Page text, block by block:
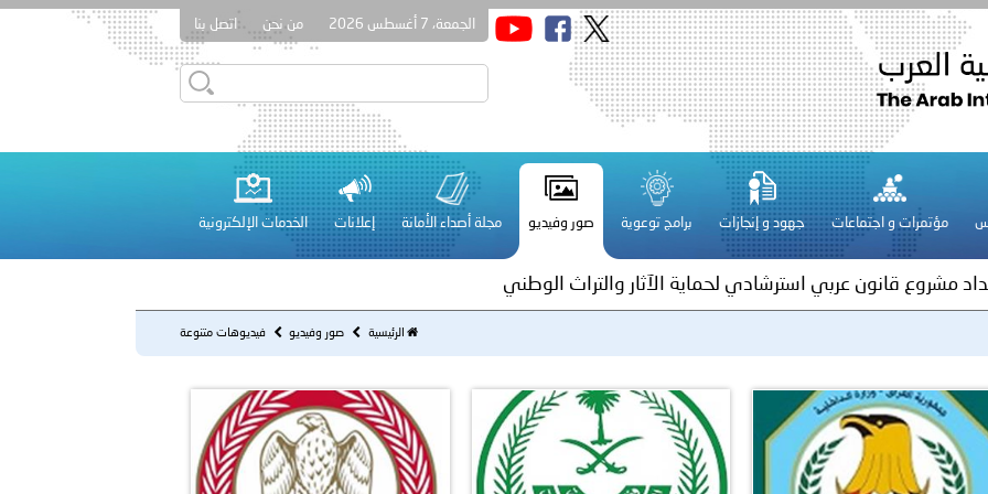
الجمعة، 7 أغسطس 2026 من نحن اتصل بنا
مؤتمرات و اجتماعات جهود و إنجازات برامج توعوية صور وفيديو مجلة أصداء الأمانة إعلانات الخدمات الإلكترونية
سلطنة عُمان ـ 1448/02/21هـ ــ الموافق 2026/08/04 م - دفعة جديدة من حماة الحق وحراس المبادئ تلتحق بشرطة عُمان
لمجلس وزراء الداخلية العرب بمناسبة اختتام المؤتمر العربي الثاني عشر للمسؤولين عن الأمن السياحي 2026.
مشروع قانون عربي استرشادي لحماية الآثار والتراث الوطني
عشر للمسؤولين عن الأمن السياحي
فلسطين ـ 1448/02/22هـ ــ الموافق 2026/08/05 م - الشرطة الفلسطينية والكلية الدولية الجامعية للعلوم والصحة توقعان اتفاقية
في المجالات الأكاديمية والتدريبية، والتوعية والإرشاد المجتمعي..
الرئيسية صور وفيديو فيديوهات متنوعة